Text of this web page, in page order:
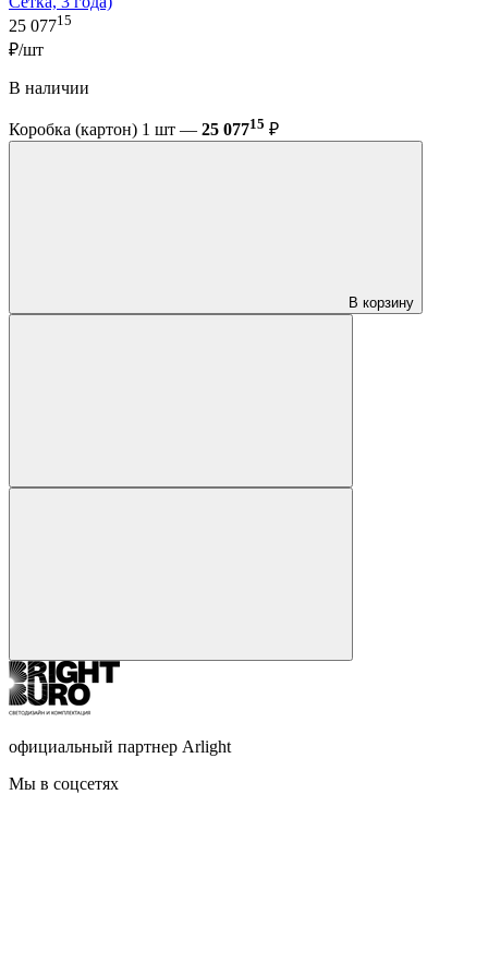
25 07715
₽/шт
В наличии
Коробка (картон) 1 шт — 25 07715 ₽
В корзину
официальный партнер Arlight
Мы в соцсетях